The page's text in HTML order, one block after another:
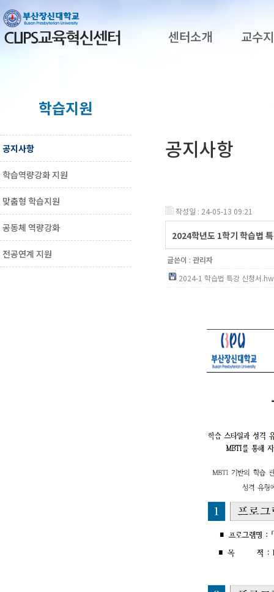
센터소개 교수
학습지원
공지사항
학습역량강화 지원
맞춤형 학습지원
공동체 역량강화
전공연계 지원
공지사항
작성일 : 24-05-13 09:21
2024학년도 1학기 학습법
글쓴이 : 관리자
2024-1 학습법 특강 신청서